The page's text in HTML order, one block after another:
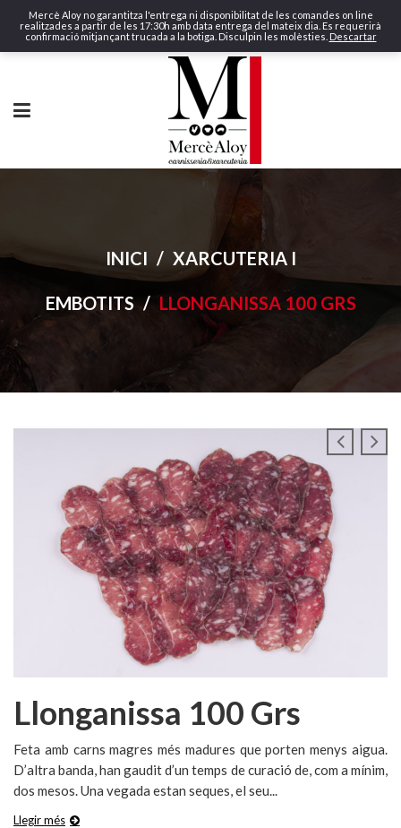
Mercè Aloy no garantitza l'entrega ni disponibilitat de les comandes on line
realitzades a partir de les 17:30h amb data entrega del mateix dia. Es requerirà
confirmació mitjançant trucada a la botiga. Disculpin les molèsties. Descartar
INICI / XARCUTERIA I
EMBOTITS / LLONGANISSA 100 GRS
Llonganissa 100 Grs
Feta amb carns magres més madures que porten menys aigua.
D’altra banda, han gaudit d’un temps de curació de, com a mínim,
dos mesos. Una vegada estan seques, el seu...
Llegir més